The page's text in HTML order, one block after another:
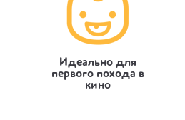
Идеально для
первого похода в
кино